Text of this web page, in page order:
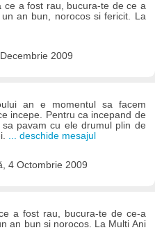
ce a fost rau, bucura-te de ce a
an bun, norocos si fericit. La
2009
an e momentul sa facem
incepe. Pentru ca incepand de
pavam cu ele drumul plin de
... deschide mesajul
4 Octombrie 2009
a fost rau, bucura-te de ce-a
an bun si norocos. La Multi Ani